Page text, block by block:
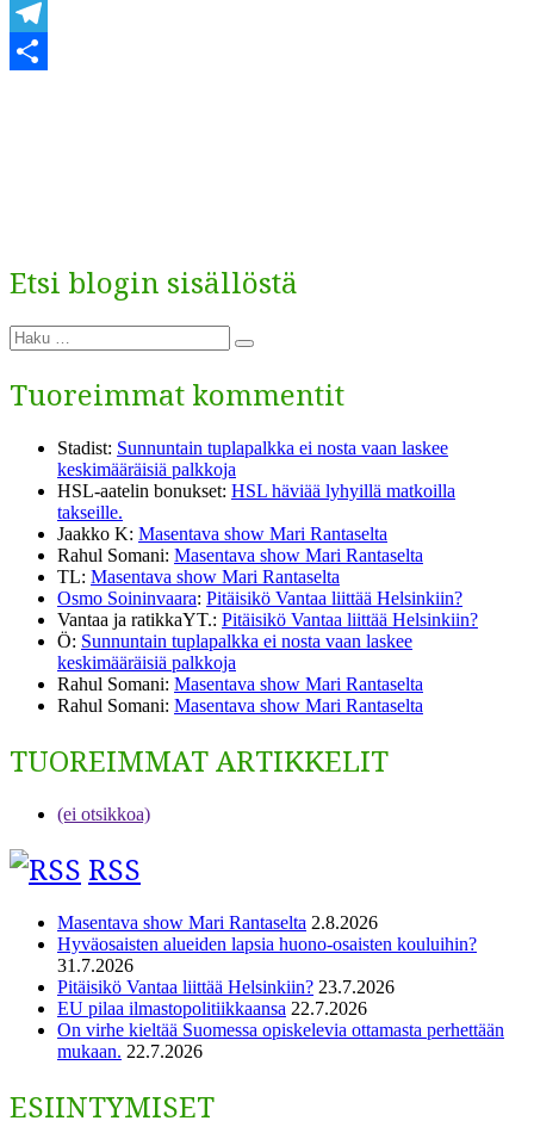
WhatsApp
Telegram
Etsi blogin sisällöstä
Etsi:
Haku
Tuoreimmat kommentit
Stadist: Sunnuntain tuplapalkka ei nosta vaan laskee
keskimääräisiä palkkoja
HSL-aatelin bonukset: HSL häviää lyhyillä matkoilla
takseille.
Jaakko K: Masentava show Mari Rantaselta
Rahul Somani: Masentava show Mari Rantaselta
TL: Masentava show Mari Rantaselta
Osmo Soininvaara: Pitäisikö Vantaa liittää Helsinkiin?
Vantaa ja ratikkaYT.: Pitäisikö Vantaa liittää Helsinkiin?
Ö: Sunnuntain tuplapalkka ei nosta vaan laskee
keskimääräisiä palkkoja
Rahul Somani: Masentava show Mari Rantaselta
Rahul Somani: Masentava show Mari Rantaselta
TUOREIMMAT ARTIKKELIT
(ei otsikkoa)
RSS
Masentava show Mari Rantaselta 2.8.2026
Hyväosaisten alueiden lapsia huono-osaisten kouluihin?
31.7.2026
Pitäisikö Vantaa liittää Helsinkiin? 23.7.2026
EU pilaa ilmastopolitiikkaansa 22.7.2026
On virhe kieltää Suomessa opiskelevia ottamasta perhettään
mukaan. 22.7.2026
ESIINTYMISET